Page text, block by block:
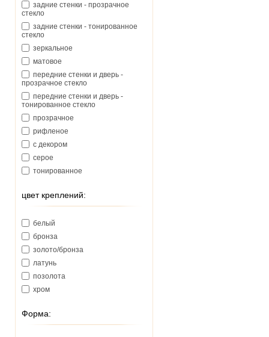
задние стенки - прозрачное
стекло
задние стенки - тонированное
стекло
зеркальное
матовое
передние стенки и дверь -
прозрачное стекло
передние стенки и дверь -
тонированное стекло
прозрачное
рифленое
с декором
серое
тонированное
цвет креплений:
белый
бронза
золото/бронза
латунь
позолота
хром
Форма: